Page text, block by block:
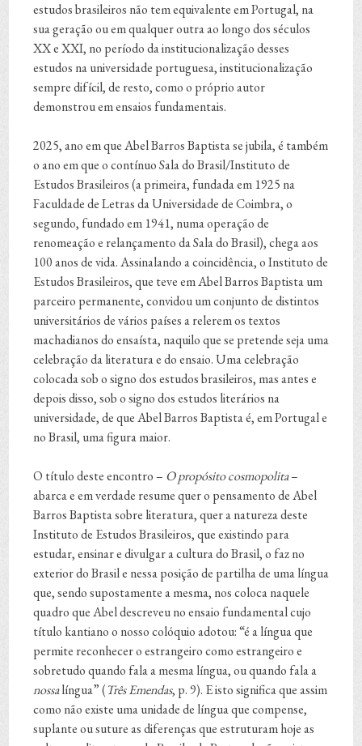
estudos brasileiros não tem equivalente em Portugal, na
sua geração ou em qualquer outra ao longo dos séculos
XX e XXI, no período da institucionalização desses
estudos na universidade portuguesa, institucionalização
sempre difícil, de resto, como o próprio autor
demonstrou em ensaios fundamentais.
2025, ano em que Abel Barros Baptista se jubila, é também
o ano em que o contínuo Sala do Brasil/Instituto de
Estudos Brasileiros (a primeira, fundada em 1925 na
Faculdade de Letras da Universidade de Coimbra, o
segundo, fundado em 1941, numa operação de
renomeação e relançamento da Sala do Brasil), chega aos
100 anos de vida. Assinalando a coincidência, o Instituto de
Estudos Brasileiros, que teve em Abel Barros Baptista um
parceiro permanente, convidou um conjunto de distintos
universitários de vários países a relerem os textos
machadianos do ensaísta, naquilo que se pretende seja uma
celebração da literatura e do ensaio. Uma celebração
colocada sob o signo dos estudos brasileiros, mas antes e
depois disso, sob o signo dos estudos literários na
universidade, de que Abel Barros Baptista é, em Portugal e
no Brasil, uma figura maior.
O título deste encontro – O propósito cosmopolita–
abarca e em verdade resume quer o pensamento de Abel
Barros Baptista sobre literatura, quer a natureza deste
Instituto de Estudos Brasileiros, que existindo para
estudar, ensinar e divulgar a cultura do Brasil, o faz no
exterior do Brasil e nessa posição de partilha de uma língua
que, sendo supostamente a mesma, nos coloca naquele
quadro que Abel descreveu no ensaio fundamental cujo
título kantiano o nosso colóquio adotou: “é a língua que
permite reconhecer o estrangeiro como estrangeiro e
sobretudo quando fala a mesma língua, ou quando fala a
nossalíngua” (Três Emendas, p. 9). E isto significa que assim
como não existe uma unidade de língua que compense,
suplante ou suture as diferenças que estruturam hoje as